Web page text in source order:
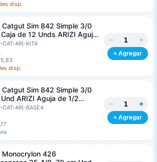
disp.
Catgut Sim 842 Simple 3/0
de 12 Unds ARIZI Aguja
Punta Conica 36 mm
CAT-ARI-KIT4
disp.
− +
+ Agregar
Catgut Sim 842 Simple 3/0
ARIZI Aguja de 1/2
Punta Conica 36 mm
CAT-ARI-BASE4 − +
+ Agregar
Monocrylon 426